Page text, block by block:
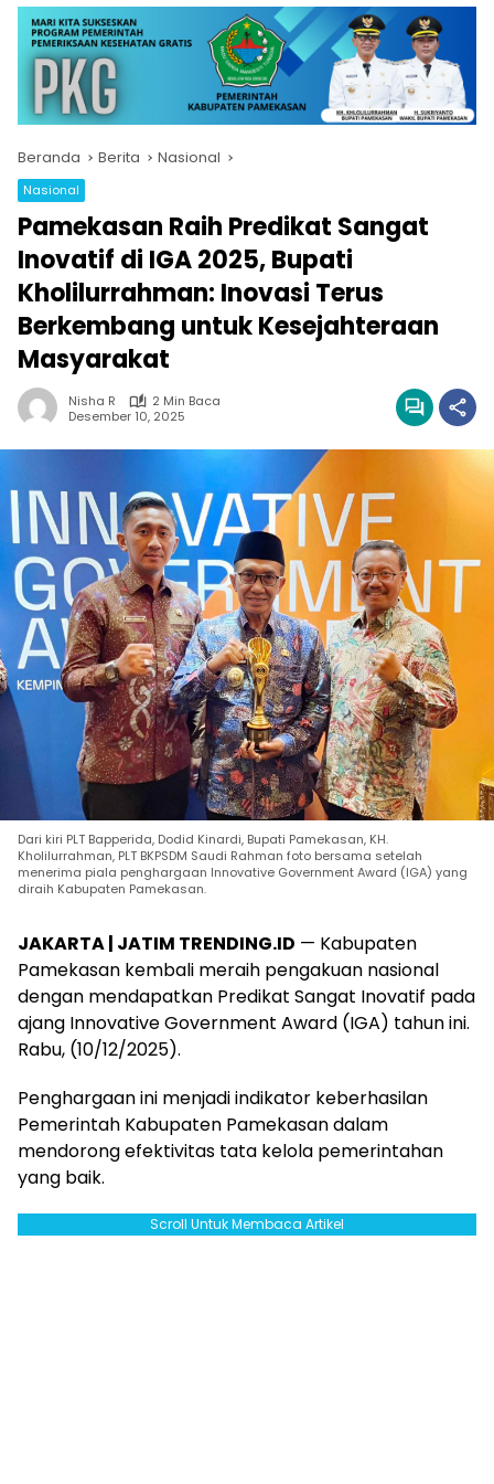
Beranda Berita Nasional
Nasional
Pamekasan Raih Predikat Sangat
Inovatif di IGA 2025, Bupati
Kholilurrahman: Inovasi Terus
Berkembang untuk Kesejahteraan
Masyarakat
Nisha R
2 Min Baca
Desember 10, 2025
Dari kiri PLT Bapperida, Dodid Kinardi, Bupati Pamekasan, KH.
Kholilurrahman, PLT BKPSDM Saudi Rahman foto bersama setelah
menerima piala penghargaan Innovative Government Award (IGA) yang
diraih Kabupaten Pamekasan.
JAKARTA | JATIM TRENDING.ID — Kabupaten
Pamekasan kembali meraih pengakuan nasional
dengan mendapatkan Predikat Sangat Inovatif pada
ajang Innovative Government Award (IGA) tahun ini.
Rabu, (10/12/2025).
Penghargaan ini menjadi indikator keberhasilan
Pemerintah Kabupaten Pamekasan dalam
mendorong efektivitas tata kelola pemerintahan
yang baik.
Scroll Untuk Membaca Artikel